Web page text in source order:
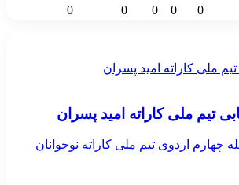
0
0
0
0
0
ملی کاراته امید پسران
تیم ملی کاراته امید پسران
اردوی تیم ملی کاراته نوجوانان